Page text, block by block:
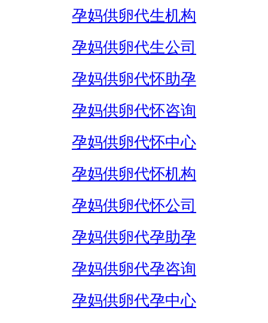
孕妈供卵代生机构
孕妈供卵代生公司
孕妈供卵代怀助孕
孕妈供卵代怀咨询
孕妈供卵代怀中心
孕妈供卵代怀机构
孕妈供卵代怀公司
孕妈供卵代孕助孕
孕妈供卵代孕咨询
孕妈供卵代孕中心